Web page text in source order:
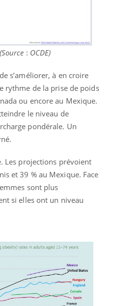
: OCDE)
s’améliorer, à en croire
rythme de la prise de poids
ou encore au Mexique.
le niveau de
pondérale. Un
Les projections prévoient
et 39 % au Mexique. Face
sont plus
si elles ont un niveau